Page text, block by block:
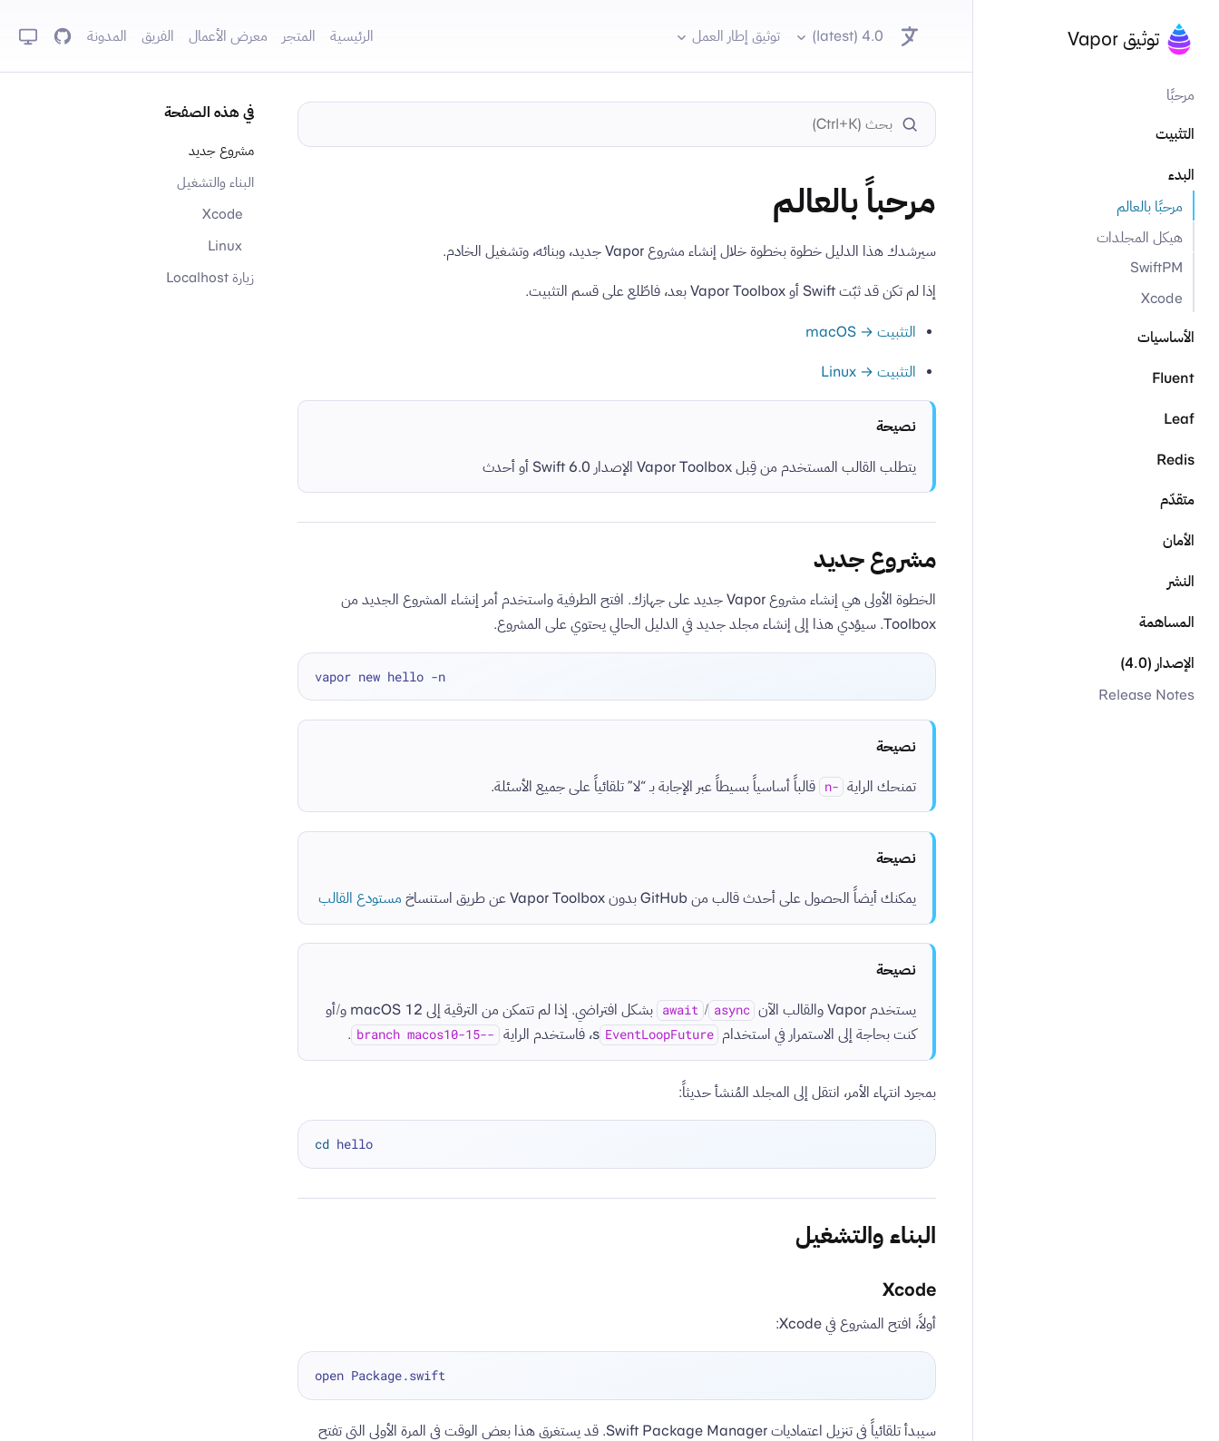
توثيق Vapor
مرحبًا
التثبيت
البدء
مرحبًا بالعالم
هيكل المجلدات
SwiftPM
Xcode
الأساسيات
Fluent
Leaf
Redis
متقدّم
الأمان
النشر
المساهمة
الإصدار (4.0)
Release Notes
4.0 (latest) توثيق إطار العمل الرئيسية المتجر معرض الأعمال الفريق المدونة GitHub
مرحباً بالعالم
سيرشدك هذا الدليل خطوة بخطوة خلال إنشاء مشروع Vapor جديد، وبنائه، وتشغيل الخادم.
إذا لم تكن قد ثبّت Swift أو Vapor Toolbox بعد، فاطّلع على قسم التثبيت.
التثبيت → macOS
التثبيت → Linux
نصيحة
يتطلب القالب المستخدم من قِبل Vapor Toolbox الإصدار Swift 6.0 أو أحدث
مشروع جديد
الخطوة الأولى هي إنشاء مشروع Vapor جديد على جهازك. افتح الطرفية واستخدم أمر إنشاء المشروع الجديد من
Toolbox. سيؤدي هذا إلى إنشاء مجلد جديد في الدليل الحالي يحتوي على المشروع.
vapor new hello -n
نصيحة
تمنحك الراية -n قالباً أساسياً بسيطاً عبر الإجابة بـ “لا” تلقائياً على جميع الأسئلة.
نصيحة
يمكنك أيضاً الحصول على أحدث قالب من GitHub بدون Vapor Toolbox عن طريق استنساخ مستودع القالب
نصيحة
يستخدم Vapor والقالب الآن async
/
await
بشكل افتراضي. إذا لم تتمكن من الترقية إلى macOS 12 و/أو
كنت بحاجة إلى الاستمرار في استخدام EventLoopFuture s، فاستخدم الراية --branch macos10-15
.
بمجرد انتهاء الأمر، انتقل إلى المجلد المُنشأ حديثاً:
cd hello
البناء والتشغيل
Xcode
أولاً، افتح المشروع في Xcode:
open Package.swift
سيبدأ تلقائياً في تنزيل اعتماديات Swift Package Manager. قد يستغرق هذا بعض الوقت في المرة الأولى التي تفتح
في هذه الصفحة
مشروع جديد
البناء والتشغيل
Xcode
Linux
زيارة Localhost